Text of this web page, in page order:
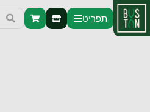
תפריט